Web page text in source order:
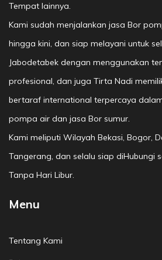
Tempat lainnya.
Kami sudah menjalankan jasa Bor
hingga kini, dan siap melayani untuk
Jabodetabek dengan menggunakan
profesional, dan juga Tirta Nadi
bertaraf international terpercaya
pompa air dan jasa Bor sumur.
Kami meliputi Wilayah Bekasi, Bogor,
Tangerang, dan selalu siap diHubungi
Tanpa Hari Libur.
Menu
Tentang Kami